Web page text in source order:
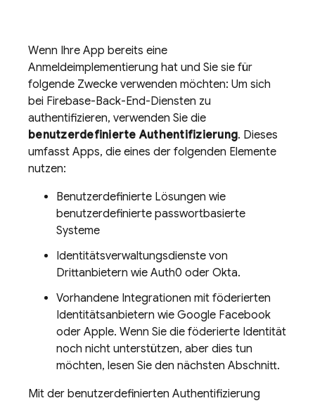
Wenn Ihre App bereits eine
Anmeldeimplementierung hat und Sie sie für
folgende Zwecke verwenden möchten: Um sich
bei Firebase-Back-End-Diensten zu
authentifizieren, verwenden Sie die
benutzerdefinierte Authentifizierung. Dieses
umfasst Apps, die eines der folgenden Elemente
nutzen:
Benutzerdefinierte Lösungen wie
benutzerdefinierte passwortbasierte
Systeme
Identitätsverwaltungsdienste von
Drittanbietern wie Auth0 oder Okta.
Vorhandene Integrationen mit föderierten
Identitätsanbietern wie Google Facebook
oder Apple. Wenn Sie die föderierte Identität
noch nicht unterstützen, aber dies tun
möchten, lesen Sie den nächsten Abschnitt.
Mit der benutzerdefinierten Authentifizierung